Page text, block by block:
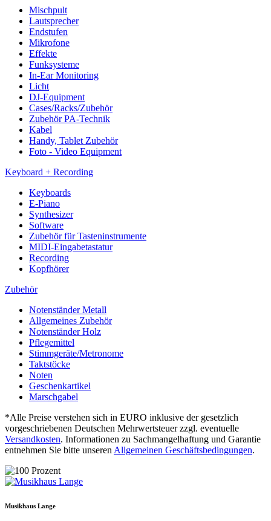
Mischpult
Lautsprecher
Endstufen
Mikrofone
Effekte
Funksysteme
In-Ear Monitoring
Licht
DJ-Equipment
Cases/Racks/Zubehör
Zubehör PA-Technik
Kabel
Handy, Tablet Zubehör
Foto - Video Equipment
Keyboard + Recording
Keyboards
E-Piano
Synthesizer
Software
Zubehör für Tasteninstrumente
MIDI-Eingabetastatur
Recording
Kopfhörer
Zubehör
Notenständer Metall
Allgemeines Zubehör
Notenständer Holz
Pflegemittel
Stimmgeräte/Metronome
Taktstöcke
Noten
Geschenkartikel
Marschgabel
*Alle Preise verstehen sich in EURO inklusive der gesetzlich
vorgeschriebenen Deutschen Mehrwertsteuer zzgl. eventuelle
Versandkosten. Informationen zu Sachmangelhaftung und Garantie
entnehmen Sie bitte unserenAllgemeinen Geschäftsbedingungen.
Musikhaus Lange